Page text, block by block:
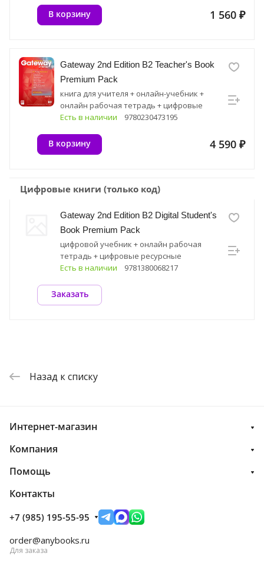
1 560 ₽
В корзину
Gateway 2nd Edition B2 Teacher's Book
Premium Pack
книга для учителя + онлайн-учебник +
онлайн рабочая тетрадь + цифровые
ресурсные материалы
Есть в наличии 9780230473195
4 590 ₽
В корзину
Цифровые книги (только код)
Gateway 2nd Edition B2 Digital Student's
Book Premium Pack
цифровой учебник + онлайн рабочая
тетрадь + цифровые ресурсные
материалы
Есть в наличии 9781380068217
Заказать
Назад к списку
Интернет-магазин
Компания
Помощь
Контакты
+7 (985) 195-55-95
order@anybooks.ru
Для заказа